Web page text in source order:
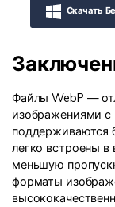
Скачать
Файлы WebP —
изображениями
поддерживаются
легко встроены
меньшую
форматы